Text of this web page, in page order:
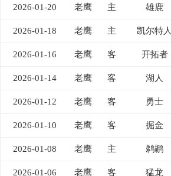
2026-01-20 老鹰 主 雄鹿
2026-01-18 老鹰 主 凯尔特人
2026-01-16 老鹰 客 开拓者
2026-01-14 老鹰 客 湖人
2026-01-12 老鹰 客 勇士
2026-01-10 老鹰 客 掘金
2026-01-08 老鹰 主 鹈鹕
2026-01-06 老鹰 客 猛龙